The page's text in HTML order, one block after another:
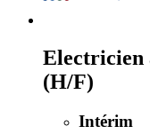
Electricien
(H/F)
Intérim